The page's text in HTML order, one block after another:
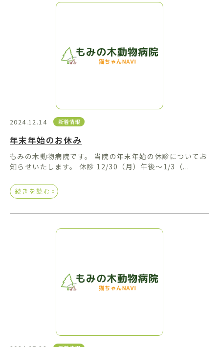
2024.12.14 新着情報
年末年始のお休み
もみの木動物病院です。 当院の年末年始の休診についてお
知らせいたします。 休診 12/30（月）午後～1/3（...
続きを読む »